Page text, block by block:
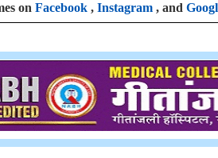
on Facebook , Instagram , and